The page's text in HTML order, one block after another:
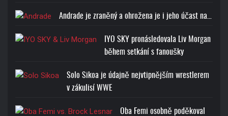
Andrade je zraněný a ohrožena je i jeho účast na…
IYO SKY pronásledovala Liv Morgan
během setkání s fanoušky
Solo Sikoa je údajně nejvtipnějším wrestlerem
v zákulisí WWE
Oba Femi osobně poděkoval